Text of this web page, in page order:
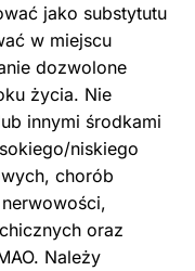
jako substytutu
w miejscu
dozwolone
życia. Nie
innymi środkami
niskiego
chorób
oraz
Należy